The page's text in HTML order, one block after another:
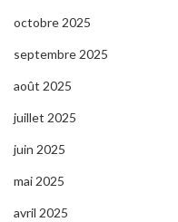
octobre 2025
septembre 2025
août 2025
juillet 2025
juin 2025
mai 2025
avril 2025